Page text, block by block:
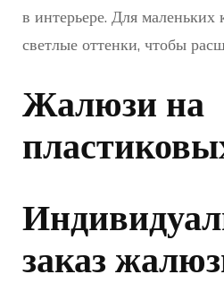
в интерьере. Для маленьких
светлые оттенки, чтобы
Жалюзи на
заказ